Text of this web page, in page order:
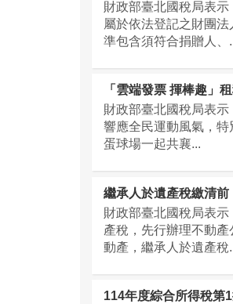
財政部臺北國稅局表
屬於依法登記之財團
準包含須符合捐贈人、
「雲端發票 揮棒趣」
財政部臺北國稅局表
響應全民運動風氣，
蛋球場一起共襄...
繼承人於遺產稅繳清
財政部臺北國稅局表
產稅，先行辦理不動
動產，繼承人於遺產稅
114年度綜合所得稅第